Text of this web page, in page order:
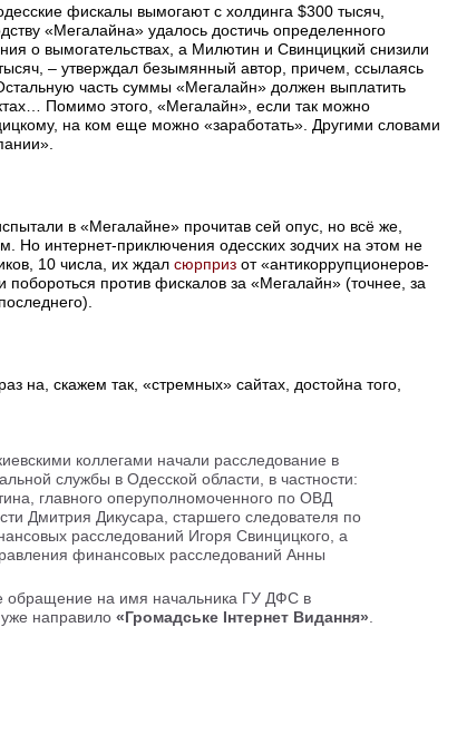
фискалы вымогают с холдинга $300 тысяч,
«Мегалайна» удалось достичь определенного
о вымогательствах, а Милютин и Свинцицкий снизили
– утверждал безымянный автор, причем, ссылаясь
часть суммы «Мегалайн» должен выплатить
Помимо этого, «Мегалайн», если так можно
на ком еще можно «заработать». Другими словами
в «Мегалайне» прочитав сей опус, но всё же,
Но интернет-приключения одесских зодчих на этом не
10 числа, их ждал сюрприз от «антикоррупционеров-
против фискалов за «Мегалайн» (точнее, за
на, скажем так, «стремных» сайтах, достойна того,
коллегами начали расследование в
службы в Одесской области, в частности:
главного оперуполномоченного по ОВД
Дмитрия Дикусара, старшего следователя по
расследований Игоря Свинцицкого, а
финансовых расследований Анны
на имя начальника ГУ ДФС в
направило «Громадське Інтернет Видання»